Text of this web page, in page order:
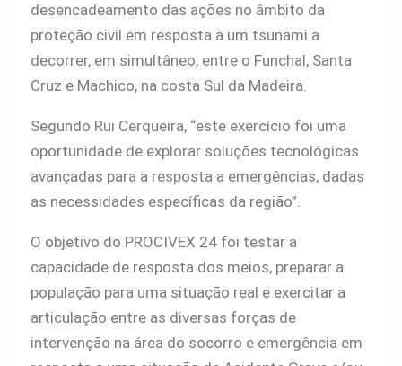
desencadeamento das ações no âmbito da
proteção civil em resposta a um tsunami a
decorrer, em simultâneo, entre o Funchal, Santa
Cruz e Machico, na costa Sul da Madeira.
Segundo Rui Cerqueira, “este exercício foi uma
oportunidade de explorar soluções tecnológicas
avançadas para a resposta a emergências, dadas
as necessidades específicas da região”.
O objetivo do PROCIVEX 24 foi testar a
capacidade de resposta dos meios, preparar a
população para uma situação real e exercitar a
articulação entre as diversas forças de
intervenção na área do socorro e emergência em